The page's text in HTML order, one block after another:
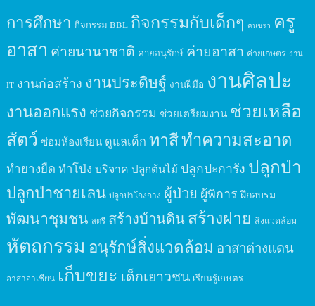
การศึกษา กิจกรรม BBL กิจกรรมกับเด็กๆ คนชรา ครู
อาสา ค่ายนานาชาติ ค่ายอนุรักษ์ ค่ายอาสา ค่ายเกษตร งาน
IT งานก่อสร้าง งานประดิษฐ์ งานฝีมือ งานศิลปะ
งานออกแรง ช่วยกิจกรรม ช่วยเตรียมงาน ช่วยเหลือ
สัตว์ ซ่อมห้องเรียน ดูแลเด็ก ทาสีทำความสะอาด
ทำยางยืด ทำโป่ง บริจาค ปลูกต้นไม้ ปลูกปะการัง ปลูกป่า
ปลูกป่าชายเลน ปลูกป่าโกงกาง ผู้ป่วย ผู้พิการ ฝึกอบรม
พัฒนาชุมชน สตรี สร้างบ้านดินสร้างฝาย สิ่งแวดล้อม
หัตถกรรม อนุรักษ์สิ่งแวดล้อม อาสาต่างแดน
อาสาอาเซียน เก็บขยะ เด็กเยาวชน เรียนรู้เกษตร